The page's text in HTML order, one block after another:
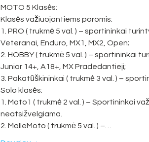
MOTO 5 Klasės:
Klasės važiuojantiems poromis:
1. PRO ( trukmė 5 val. ) – sportininkai
Veteranai, Enduro, MX1, MX2, Open;
2. HOBBY ( trukmė 5 val. ) – sportininkai
Junior 14+, A18+, MX Pradedantieji;
3. Pakatūškininkai ( trukmė 3 val. ) –
Solo klasės:
1. Moto1 ( trukmė 2 val. ) – Sportininkai
neatsižvelgiama.
2. MalleMoto ( trukmė 5 val. ) –…